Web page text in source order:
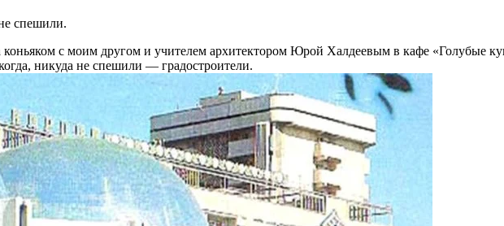
спешили.
коньяком с моим другом и учителем архитектором Юрой Халдеевым в кафе «Голубые
никуда не спешили — градостроители.